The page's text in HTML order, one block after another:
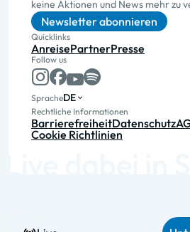
keine Aktionen und News mehr zu
Newsletter abonnieren
Quicklinks
AnreisePartnerPresse
Follow us
SpracheDE
Rechtliche Informationen
BarrierefreiheitDatenschutz
Cookie Richtlinien